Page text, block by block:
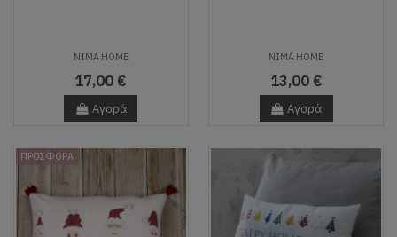
NIMA HOME
17,00 €
Αγορά
NIMA HOME
13,00 €
Αγορά
ΠΡΟΣΦΟΡΑ